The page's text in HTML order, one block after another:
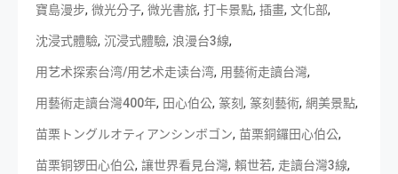
寶島漫步, 微光分子, 微光書旅, 打卡景點, 插畫, 文化部,
沈浸式體驗, 沉浸式體驗, 浪漫台3線,
用艺术探索台湾/用艺术走读台湾, 用藝術走讀台灣,
用藝術走讀台灣400年, 田心伯公, 篆刻, 篆刻藝術, 網美景點,
苗栗トングルオティアンシンボゴン, 苗栗銅鑼田心伯公,
苗栗铜锣田心伯公, 讓世界看見台灣, 賴世若, 走讀台灣3線,